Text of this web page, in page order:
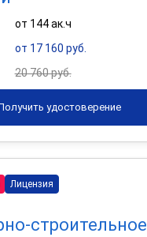
от 144 ак.ч
от 17 160 руб.
20 760 руб.
удостоверение
Лицензия
строительное